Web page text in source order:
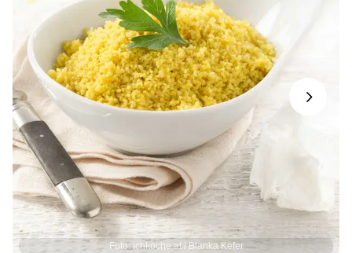
Foto: ichkoche.at / Blanka Kefer
Next